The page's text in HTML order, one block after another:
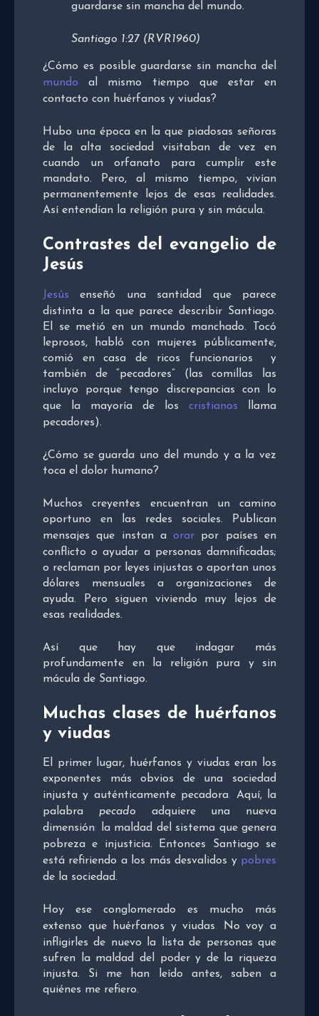
guardarse sin mancha del mundo.
Santiago 1:27 (RVR1960)
¿Cómo es posible guardarse sin mancha del
mundo al mismo tiempo que estar en
contacto con huérfanos y viudas?
Hubo una época en la que piadosas señoras
de la alta sociedad visitaban de vez en
cuando un orfanato para cumplir este
mandato. Pero, al mismo tiempo, vivían
permanentemente lejos de esas realidades.
Así entendían la religión pura y sin mácula.
Contrastes del evangelio de
Jesús
Jesús enseñó una santidad que parece
distinta a la que parece describir Santiago.
El se metió en un mundo manchado. Tocó
leprosos, habló con mujeres públicamente,
comió en casa de ricos funcionarios y
también de “pecadores” (las comillas las
incluyo porque tengo discrepancias con lo
que la mayoría de los cristianos llama
pecadores).
¿Cómo se guarda uno del mundo y a la vez
toca el dolor humano?
Muchos creyentes encuentran un camino
oportuno en las redes sociales. Publican
mensajes que instan aorar por países en
conflicto o ayudar a personas damnificadas;
o reclaman por leyes injustas o aportan unos
dólares mensuales a organizaciones de
ayuda. Pero siguen viviendo muy lejos de
esas realidades.
Así que hay que indagar más
profundamente en la religión pura y sin
mácula de Santiago.
Muchas clases de huérfanos
y viudas
El primer lugar, huérfanos y viudas eran los
exponentes más obvios de una sociedad
injusta y auténticamente pecadora. Aquí, la
palabra pecado adquiere una nueva
dimensión: la maldad del sistema que genera
pobreza e injusticia. Entonces Santiago se
está refiriendo a los más desvalidos y pobres
de la sociedad.
Hoy ese conglomerado es mucho más
extenso que huérfanos y viudas. No voy a
infligirles de nuevo la lista de personas que
sufren la maldad del poder y de la riqueza
injusta. Si me han leído antes, saben a
quiénes me refiero.